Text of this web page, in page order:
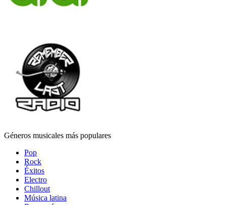
Géneros musicales más populares
Pop
Rock
Éxitos
Electro
Chillout
Música latina